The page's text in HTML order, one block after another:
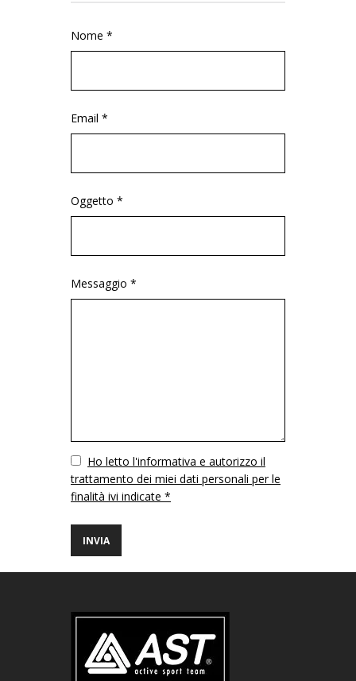
Nome *
Email *
Oggetto *
Messaggio *
VuotoHo letto l'informativa e autorizzo il
trattamento dei miei dati personali per le
finalità ivi indicate *